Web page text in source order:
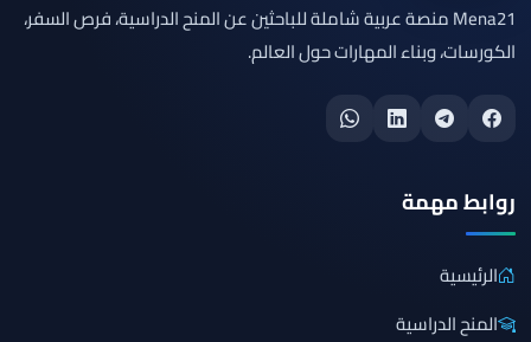
Mena21 منصة عربية شاملة للباحثين عن المنح الدراسية، فرص السفر،
الكورسات، وبناء المهارات حول العالم.
روابط مهمة
الرئيسية
المنح الدراسية